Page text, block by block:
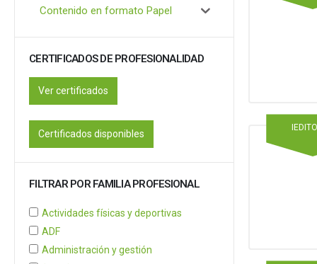
Contenido en formato Papel
CERTIFICADOS DE PROFESIONALIDAD
Ver certificados
Certificados disponibles
FILTRAR POR FAMILIA PROFESIONAL
Actividades físicas y deportivas
ADF
Administración y gestión